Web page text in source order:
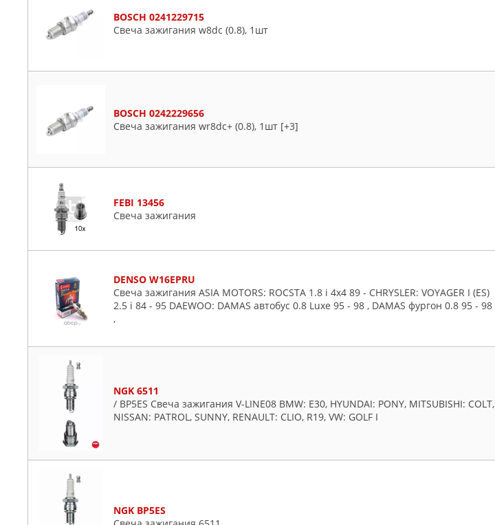
BOSCH 0241229715
Свеча зажигания w8dc (0.8), 1шт
BOSCH 0242229656
Свеча зажигания wr8dс+ (0.8), 1шт [+3]
FEBI 13456
Свеча зажигания
DENSO W16EPRU
Свеча зажигания ASIA MOTORS: ROCSTA 1.8 i 4x4 89 - CHRYSLER: VOYAGER I (ES)
2.5 i 84 - 95 DAEWOO: DAMAS автобус 0.8 Luxe 95 - 98 , DAMAS фургон 0.8 95 - 98
,
NGK 6511
/ BP5ES Свеча зажигания V-LINE08 BMW: E30, HYUNDAI: PONY, MITSUBISHI: COLT,
NISSAN: PATROL, SUNNY, RENAULT: CLIO, R19, VW: GOLF I
NGK BP5ES